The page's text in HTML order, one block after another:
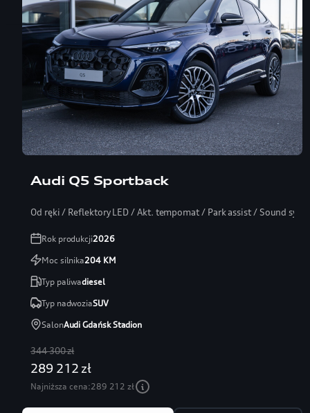
Audi Q5 Sportback
Od ręki / Reflektory LED / Akt. tempomat / Park assist / Sound
Rok produkcji2026
Moc silnika204KM
Typ paliwadiesel
Typ nadwoziaSUV
SalonAudi Gdańsk Stadion
344 300 zł
289 212 zł
Najniższa cena:289 212 zł